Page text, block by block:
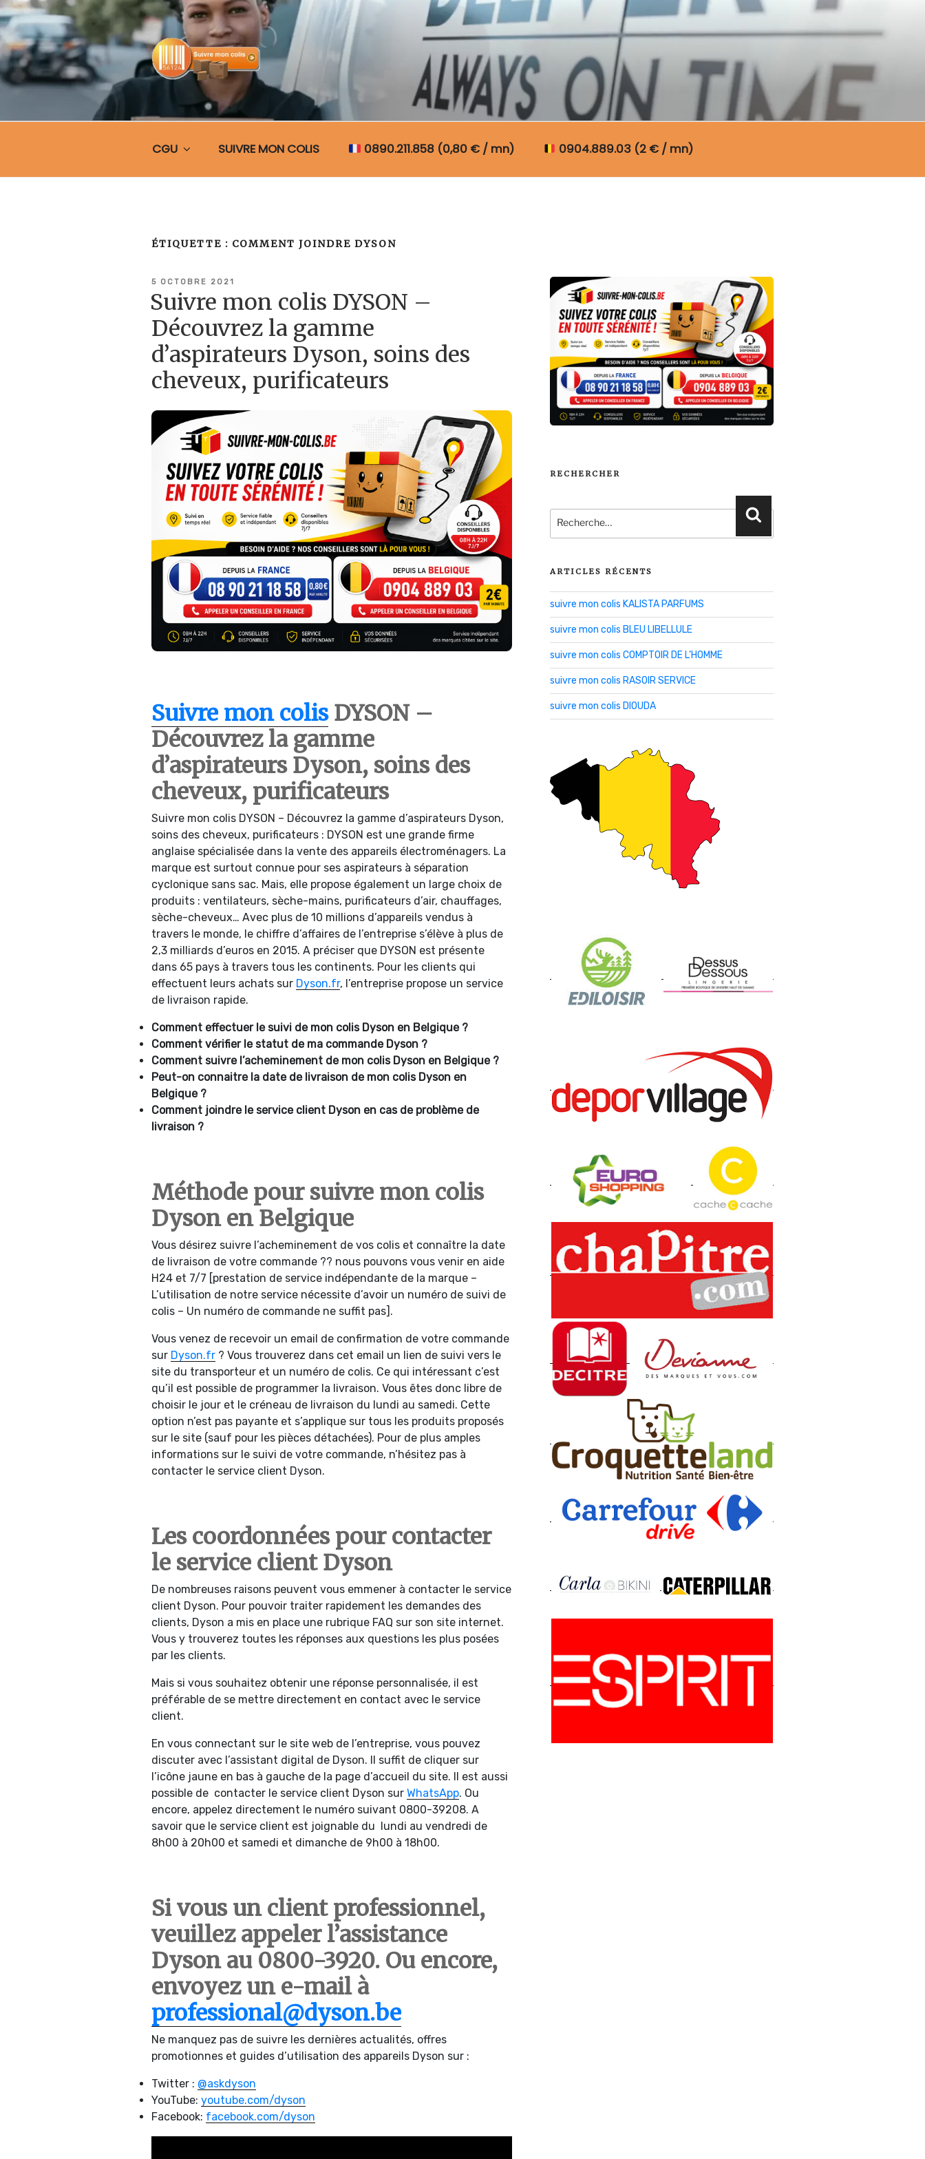
Aller
au
contenu
principal
SUIVRE MON COLIS BELGIQUE
CGU SUIVRE MON COLIS 0890.211.858 (0,80 € / mn) 0904.889.03 (2 € / mn)
ÉTIQUETTE : COMMENT JOINDRE DYSON
PUBLIÉ
5 OCTOBRE 2021
Suivre mon colis DYSON –
Découvrez la gamme
d’aspirateurs Dyson, soins des
cheveux, purificateurs
Suivre mon colisDYSON –
Découvrez la gamme
d’aspirateurs Dyson, soins des
cheveux, purificateurs
Suivre mon colis DYSON – Découvrez la gamme d’aspirateurs Dyson,
soins des cheveux, purificateurs : DYSON est une grande firme
anglaise spécialisée dans la vente des appareils électroménagers. La
marque est surtout connue pour ses aspirateurs à séparation
cyclonique sans sac. Mais, elle propose également un large choix de
produits : ventilateurs, sèche-mains, purificateurs d’air, chauffages,
sèche-cheveux… Avec plus de 10 millions d’appareils vendus à
travers le monde, le chiffre d’affaires de l’entreprise s’élève à plus de
2,3 milliards d’euros en 2015. A préciser que DYSON est présente
dans 65 pays à travers tous les continents. Pour les clients qui
effectuent leurs achats sur Dyson.fr, l’entreprise propose un service
de livraison rapide.
Comment effectuer le suivi de mon colis Dyson en Belgique ?
Comment vérifier le statut de ma commande Dyson ?
Comment suivre l’acheminement de mon colis Dyson en Belgique ?
Peut-on connaitre la date de livraison de mon colis Dyson en
Belgique ?
Comment joindre le service client Dyson en cas de problème de
livraison ?
Méthode pour suivre mon colis
Dyson en Belgique
Vous désirez suivre l’acheminement de vos colis et connaître la date
de livraison de votre commande ?? nous pouvons vous venir en aide
H24 et 7/7 [prestation de service indépendante de la marque –
L’utilisation de notre service nécessite d’avoir un numéro de suivi de
colis – Un numéro de commande ne suffit pas].
Vous venez de recevoir un email de confirmation de votre commande
sur Dyson.fr ? Vous trouverez dans cet email un lien de suivi vers le
site du transporteur et un numéro de colis. Ce qui intéressant c’est
qu’il est possible de programmer la livraison. Vous êtes donc libre de
choisir le jour et le créneau de livraison du lundi au samedi. Cette
option n’est pas payante et s’applique sur tous les produits proposés
sur le site (sauf pour les pièces détachées). Pour de plus amples
informations sur le suivi de votre commande, n’hésitez pas à
contacter le service client Dyson.
Les coordonnées pour contacter
le service client Dyson
De nombreuses raisons peuvent vous emmener à contacter le service
client Dyson. Pour pouvoir traiter rapidement les demandes des
clients, Dyson a mis en place une rubrique FAQ sur son site internet.
Vous y trouverez toutes les réponses aux questions les plus posées
par les clients.
Mais si vous souhaitez obtenir une réponse personnalisée, il est
préférable de se mettre directement en contact avec le service
client.
En vous connectant sur le site web de l’entreprise, vous pouvez
discuter avec l’assistant digital de Dyson. Il suffit de cliquer sur
l’icône jaune en bas à gauche de la page d’accueil du site. Il est aussi
possible de contacter le service client Dyson sur WhatsApp. Ou
encore, appelez directement le numéro suivant 0800-39208. A
savoir que le service client est joignable du lundi au vendredi de
8h00 à 20h00 et samedi et dimanche de 9h00 à 18h00.
Si vous un client professionnel,
veuillez appeler l’assistance
Dyson au 0800-3920. Ou encore,
envoyez un e-mail à
professional@dyson.be
Ne manquez pas de suivre les dernières actualités, offres
promotionnes et guides d’utilisation des appareils Dyson sur :
Twitter : @askdyson
YouTube: youtube.com/dyson
Facebook: facebook.com/dyson
RECHERCHER
pour
:
Recherche
ARTICLES RÉCENTS
suivre mon colis KALISTA PARFUMS
suivre mon colis BLEU LIBELLULE
suivre mon colis COMPTOIR DE L’HOMME
suivre mon colis RASOIR SERVICE
suivre mon colis DIOUDA